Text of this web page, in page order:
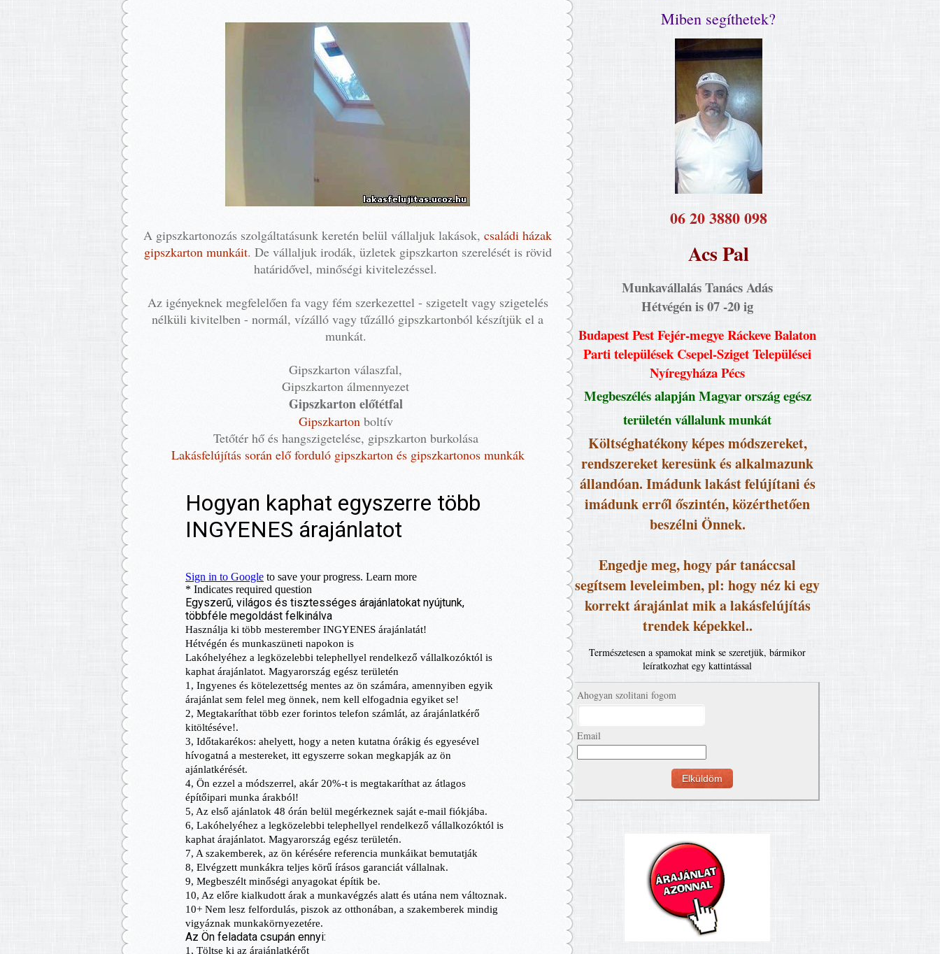
A gipszkartonozás szolgáltatásunk keretén belül vállaljuk lakások, családi házak
gipszkarton munkáit. De vállaljuk irodák, üzletek gipszkarton szerelését is rövid
határidővel, minőségi kivitelezéssel.
Az igényeknek megfelelően fa vagy fém szerkezettel - szigetelt vagy szigetelés
nélküli kivitelben - normál, vízálló vagy tűzálló gipszkartonból készítjük el a
munkát.
Gipszkarton válaszfal,
Gipszkarton álmennyezet
Gipszkarton előtétfal
Gipszkartonboltív
Tetőtér hő és hangszigetelése, gipszkarton burkolása
Lakásfelújítás során elő forduló gipszkarton és gipszkartonos munkák
Miben segíthetek?
​06 20 3880 098
Acs Pal
Munkavállalás Tanács Adás
Hétvégén is 07 -20 ig
Budapest Pest Fejér-megye Ráckeve Balaton
Parti települések Csepel-Sziget Települései
Nyíregyháza Pécs
Megbeszélés alapján Magyar ország egész
területén vállalunk munkát
Költséghatékony képes módszereket,
rendszereket keresünk és alkalmazunk
állandóan. Imádunk lakást felújítani és
imádunk erről őszintén, közérthetően
beszélni Önnek.
Engedje meg, hogy pár tanáccsal
segítsem leveleimben, pl: hogy néz ki egy
korrekt árajánlat mik a lakásfelújítás
trendek képekkel..
Természetesen a spamokat mink se szeretjük, bármikor
leíratkozhat egy kattintással
Ahogyan szolitani fogom
Email